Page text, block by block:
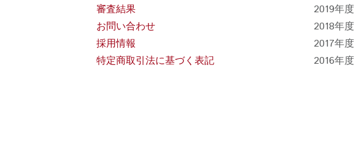
審査結果
お問い合わせ
採用情報
特定商取引法に基づく表記
2019年度
2018年度
2017年度
2016年度